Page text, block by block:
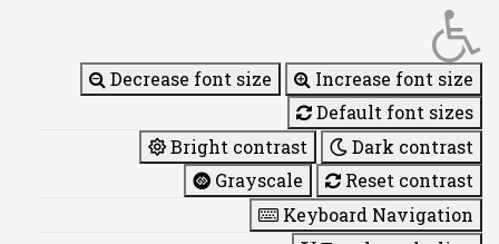
Decrease font size
Increase font size
Default font sizes
Bright contrast
Dark contrast
Grayscale
Reset contrast
Keyboard Navigation